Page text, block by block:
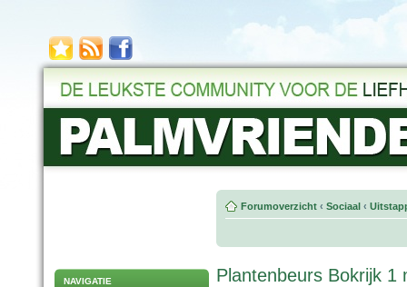
NAVIGATIE
Forumoverzicht ‹ Sociaal ‹
Plantenbeurs Bokrijk 1